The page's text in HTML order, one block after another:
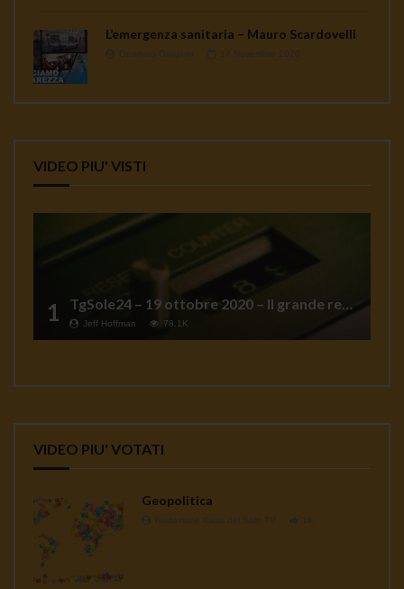
L’emergenza sanitaria – Mauro Scardovelli
VIDEO PIU' VISTI
1 Jeff Hoffman 78.1K
VIDEO PIU' VOTATI
Geopolitica